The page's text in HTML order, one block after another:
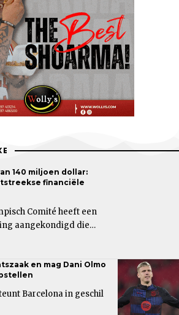
140 miljoen dollar:
financiële
Comité heeft een
aangekondigd die…
en mag Dani Olmo
Barcelona in geschil